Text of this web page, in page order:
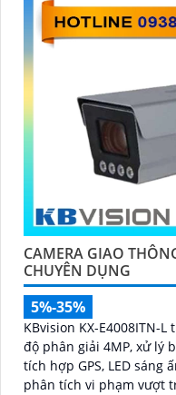
CAMERA GIAO
CHUYÊN DỤNG
5%-35%
KBvision KX-E4008ITN-
độ phân giải 4MP, xử lý
tích hợp GPS, LED sáng
phân tích vi phạm vượt